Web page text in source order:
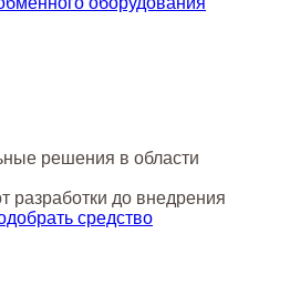
решения в области
разработки до внедрения
средство